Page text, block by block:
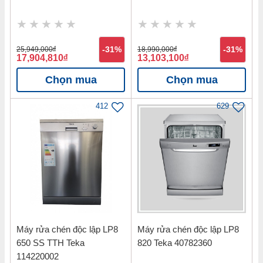
Bản vẽ kỹ thuật Bếp gas 2 vùng nấu
Malloca AS 9602B
25,949,000đ
17,904,810đ
-31%
Chọn mua
18,990,000đ
13,103,100đ
-31%
Chọn mua
412
Máy rửa chén độc lập LP8
650 SS TTH Teka
114220002
629
Máy rửa chén độc lập LP8
820 Teka 40782360